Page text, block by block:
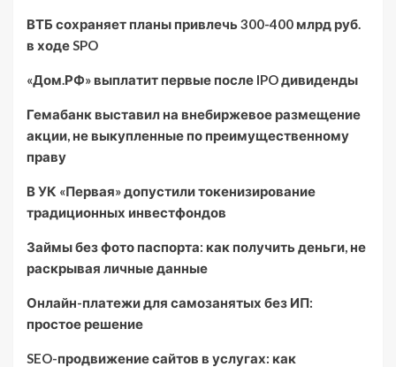
ВТБ сохраняет планы привлечь 300-400 млрд руб.
в ходе SPO
«Дом.РФ» выплатит первые после IPO дивиденды
Гемабанк выставил на внебиржевое размещение
акции, не выкупленные по преимущественному
праву
В УК «Первая» допустили токенизирование
традиционных инвестфондов
Займы без фото паспорта: как получить деньги, не
раскрывая личные данные
Онлайн-платежи для самозанятых без ИП:
простое решение
SEO-продвижение сайтов в услугах: как